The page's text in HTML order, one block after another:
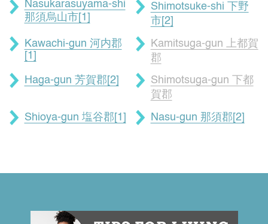
Nasukarasuyama-shi
那須烏山市[1]
Shimotsuke-shi 下野
市[2]
Kawachi-gun 河内郡
[1]
Kamitsuga-gun 上都賀
郡
Haga-gun 芳賀郡[2]
Shimotsuga-gun 下都
賀郡
Shioya-gun 塩谷郡[1] Nasu-gun 那須郡[2]